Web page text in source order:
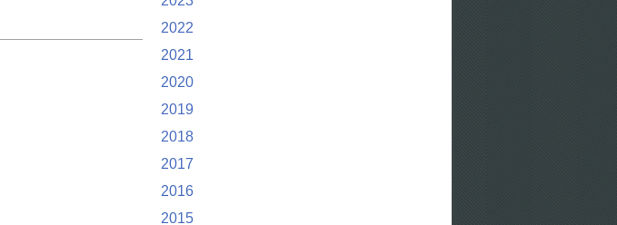
2022
2021
2020
2019
2018
2017
2016
2015